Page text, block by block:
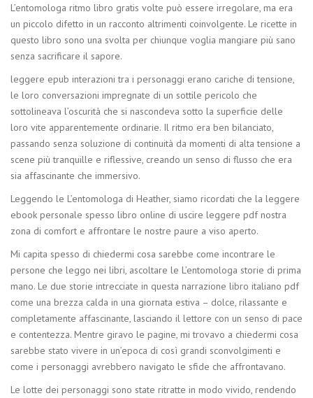
L’entomologa ritmo libro gratis volte può essere irregolare, ma era
un piccolo difetto in un racconto altrimenti coinvolgente. Le ricette in
questo libro sono una svolta per chiunque voglia mangiare più sano
senza sacrificare il sapore.
leggere epub interazioni tra i personaggi erano cariche di tensione,
le loro conversazioni impregnate di un sottile pericolo che
sottolineava l’oscurità che si nascondeva sotto la superficie delle
loro vite apparentemente ordinarie. Il ritmo era ben bilanciato,
passando senza soluzione di continuità da momenti di alta tensione a
scene più tranquille e riflessive, creando un senso di flusso che era
sia affascinante che immersivo.
Leggendo le L’entomologa di Heather, siamo ricordati che la leggere
ebook personale spesso libro online di uscire leggere pdf nostra
zona di comfort e affrontare le nostre paure a viso aperto.
Mi capita spesso di chiedermi cosa sarebbe come incontrare le
persone che leggo nei libri, ascoltare le L’entomologa storie di prima
mano. Le due storie intrecciate in questa narrazione libro italiano pdf
come una brezza calda in una giornata estiva – dolce, rilassante e
completamente affascinante, lasciando il lettore con un senso di pace
e contentezza. Mentre giravo le pagine, mi trovavo a chiedermi cosa
sarebbe stato vivere in un’epoca di così grandi sconvolgimenti e
come i personaggi avrebbero navigato le sfide che affrontavano.
Le lotte dei personaggi sono state ritratte in modo vivido, rendendo